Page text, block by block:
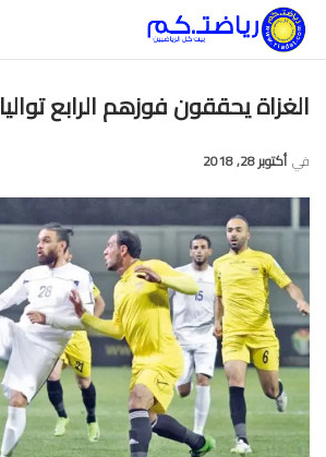
الغزاة يحققون فوزهم الرابع تواليا
في أكتوبر 28, 2018